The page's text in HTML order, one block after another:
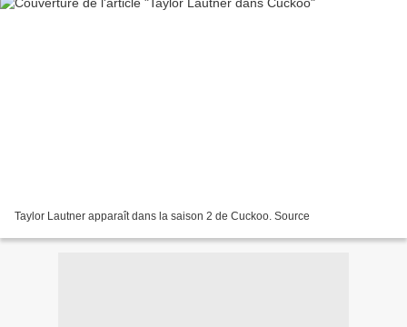
Taylor Lautner apparaît dans la saison 2 de Cuckoo. Source